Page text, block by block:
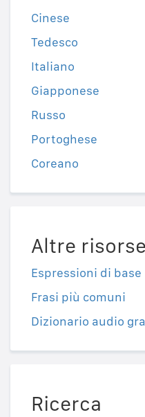
Cinese
Tedesco
Italiano
Giapponese
Russo
Portoghese
Coreano
Altre risorse
Espressioni di base
Frasi più comuni
Dizionario audio
Ricerca